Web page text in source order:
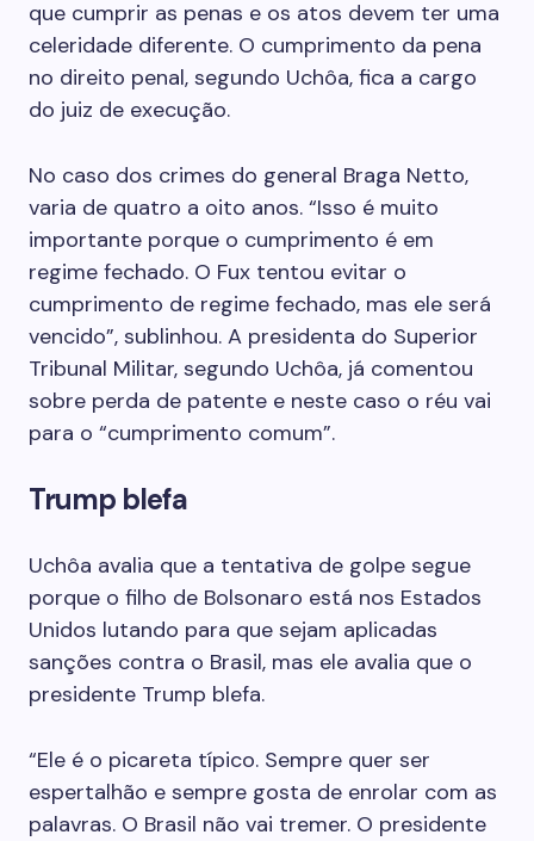
que cumprir as penas e os atos devem ter uma
celeridade diferente. O cumprimento da pena
no direito penal, segundo Uchôa, fica a cargo
do juiz de execução.
No caso dos crimes do general Braga Netto,
varia de quatro a oito anos. “Isso é muito
importante porque o cumprimento é em
regime fechado. O Fux tentou evitar o
cumprimento de regime fechado, mas ele será
vencido”, sublinhou. A presidenta do Superior
Tribunal Militar, segundo Uchôa, já comentou
sobre perda de patente e neste caso o réu vai
para o “cumprimento comum”.
Trump blefa
Uchôa avalia que a tentativa de golpe segue
porque o filho de Bolsonaro está nos Estados
Unidos lutando para que sejam aplicadas
sanções contra o Brasil, mas ele avalia que o
presidente Trump blefa.
“Ele é o picareta típico. Sempre quer ser
espertalhão e sempre gosta de enrolar com as
palavras. O Brasil não vai tremer. O presidente